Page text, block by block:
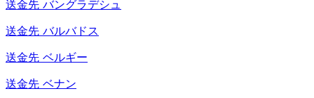
送金先 バングラデシュ
送金先 バルバドス
送金先 ベルギー
送金先 ベナン